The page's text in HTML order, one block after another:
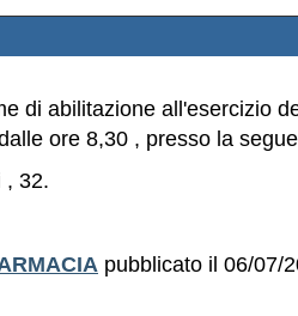
di abilitazione all'esercizio
ore 8,30 , presso la
, 32.
pubblicato il 06/07/